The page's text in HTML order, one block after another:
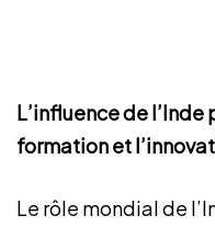
L’influence de
formation et
Le rôle mondial de